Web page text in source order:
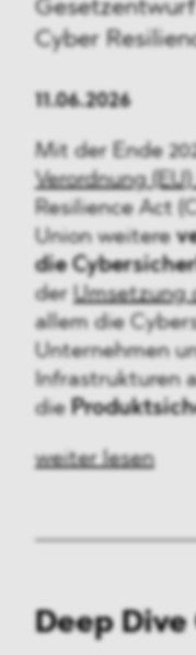
Cyber
11.06.2026
Mit der Ende
Verordnung (EU)
Resilience Act
Union weitere
die
der Umsetzung
allem die
Unternehmen
Infrastrukturen
die
weiter lesen
Deep